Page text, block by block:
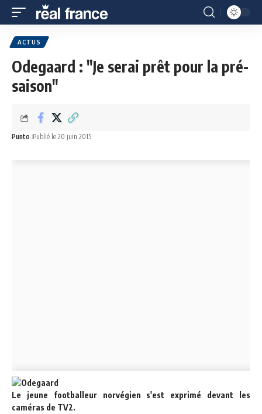
ACTUS
Odegaard : "Je serai prêt pour la pré-
saison"
Punto Publié le 20 juin 2015
Le jeune footballeur norvégien s'est exprimé devant les
caméras de TV2.